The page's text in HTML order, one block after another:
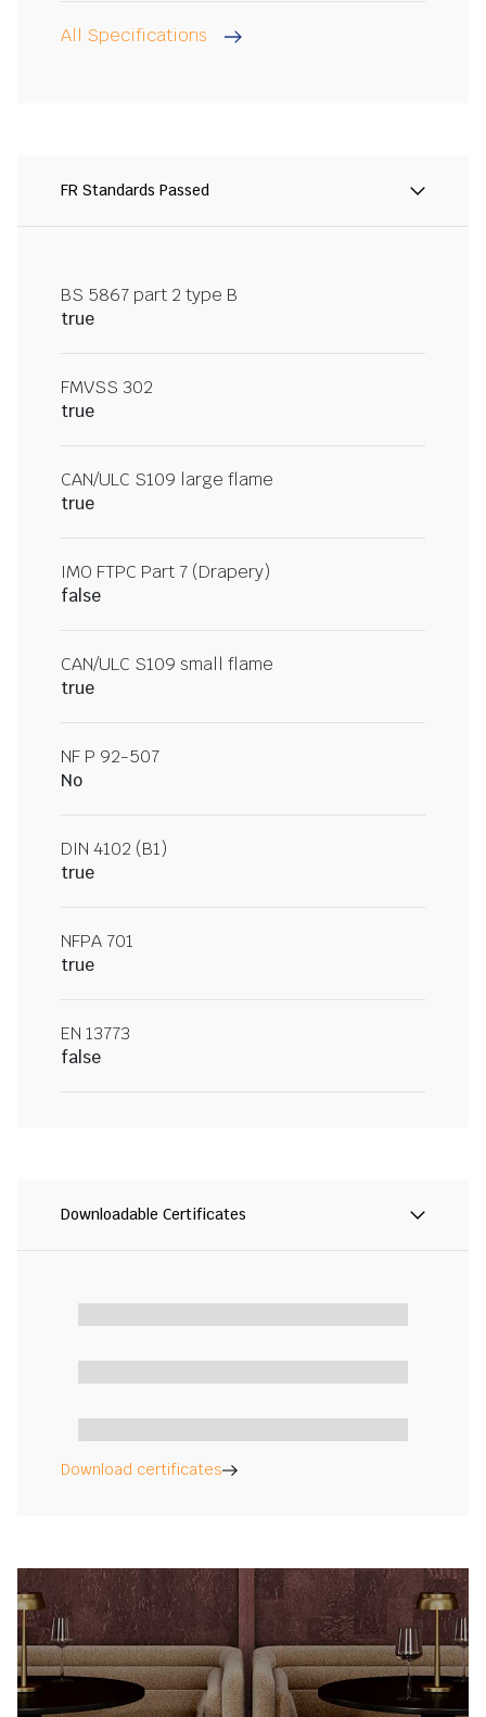
All Specifications
FR Standards Passed
BS 5867 part 2 type B
true
FMVSS 302
true
CAN/ULC S109 large flame
true
IMO FTPC Part 7 (Drapery)
false
CAN/ULC S109 small flame
true
NF P 92-507
No
DIN 4102 (B1)
true
NFPA 701
true
EN 13773
false
Downloadable Certificates
Download certificates